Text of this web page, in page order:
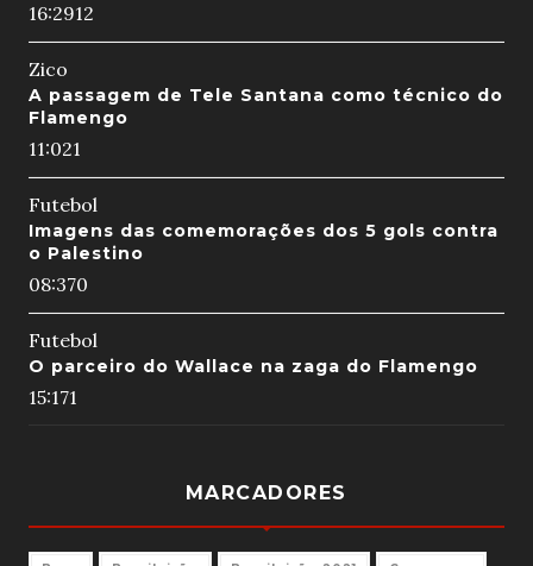
16:2912
Zico
A passagem de Tele Santana como técnico do
Flamengo
11:021
Futebol
Imagens das comemorações dos 5 gols contra
o Palestino
08:370
Futebol
O parceiro do Wallace na zaga do Flamengo
15:171
MARCADORES